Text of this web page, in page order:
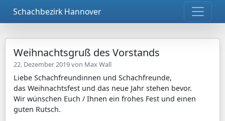
Schachbezirk Hannover
Weihnachtsgruß des Vorstands
22. Dezember 2019 von Max Wall
Liebe Schachfreundinnen und Schachfreunde,
das Weihnachtsfest und das neue Jahr stehen bevor.
Wir wünschen Euch / Ihnen ein frohes Fest und einen
guten Rutsch.